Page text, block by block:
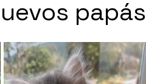
papás